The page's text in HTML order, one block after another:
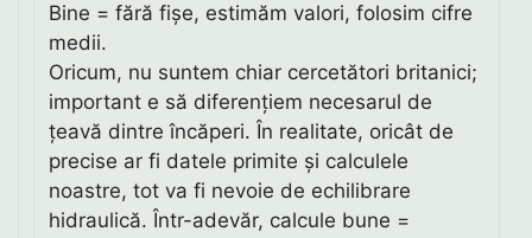
Bine = fără fișe, estimăm valori, folosim cifre
medii.
Oricum, nu suntem chiar cercetători britanici;
important e să diferențiem necesarul de
țeavă dintre încăperi. În realitate, oricât de
precise ar fi datele primite și calculele
noastre, tot va fi nevoie de echilibrare
hidraulică. Într-adevăr, calcule bune =